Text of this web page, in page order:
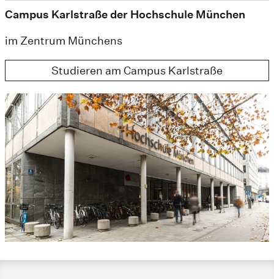
Campus Karlstraße der Hochschule München
im Zentrum Münchens
Studieren am Campus Karlstraße